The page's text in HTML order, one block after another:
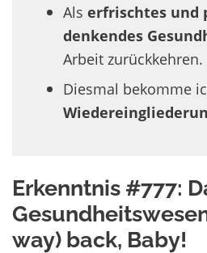
Als erfrischtes und
denkendes
Arbeit zurückkehren.
Diesmal bekomme
Erkenntnis #777:
way) back, Baby!